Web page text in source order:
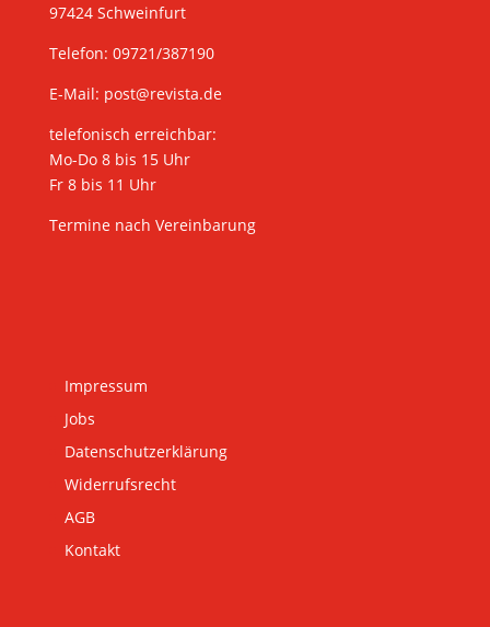
97424 Schweinfurt
Telefon: 09721/387190
E-Mail: post@revista.de
telefonisch erreichbar:
Mo-Do 8 bis 15 Uhr
Fr 8 bis 11 Uhr
Termine nach Vereinbarung
Impressum
Jobs
Datenschutzerklärung
Widerrufsrecht
AGB
Kontakt